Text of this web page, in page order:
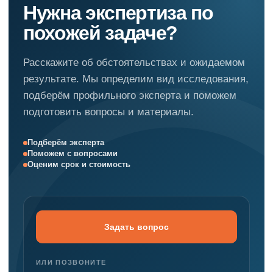
Нужна экспертиза по
похожей задаче?
Расскажите об обстоятельствах и ожидаемом
результате. Мы определим вид исследования,
подберём профильного эксперта и поможем
подготовить вопросы и материалы.
Подберём эксперта
Поможем с вопросами
Оценим срок и стоимость
Задать вопрос
ИЛИ ПОЗВОНИТЕ